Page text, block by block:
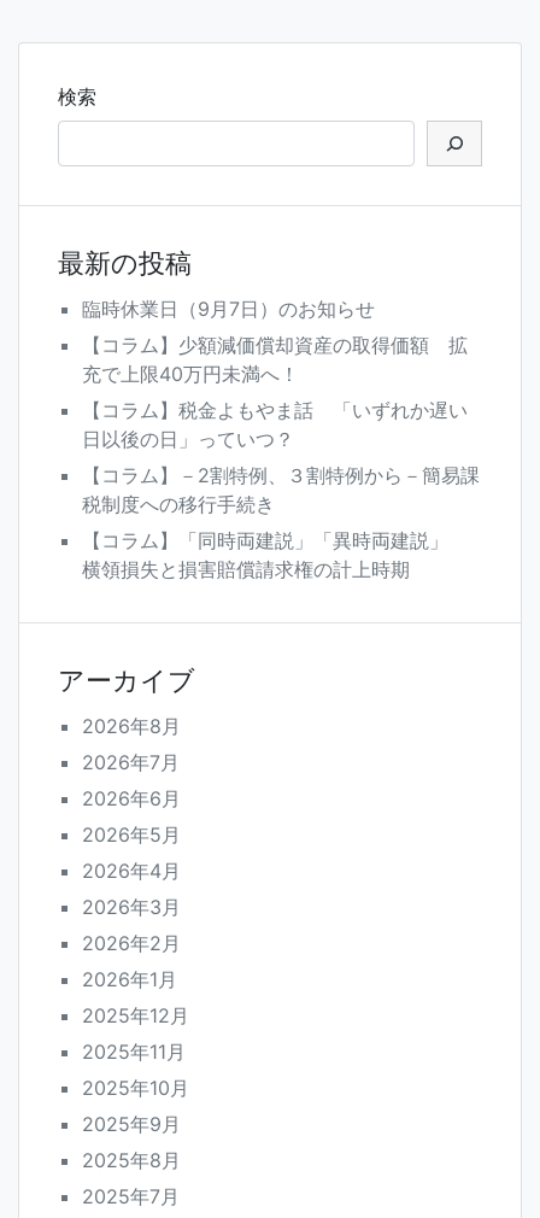
ビ
ョ
検索
最新の投稿
臨時休業日（9月7日）のお知らせ
【コラム】少額減価償却資産の取得価額 拡
充で上限40万円未満へ！
【コラム】税金よもやま話 「いずれか遅い
日以後の日」っていつ？
【コラム】－2割特例、３割特例から－簡易課
税制度への移行手続き
【コラム】「同時両建説」「異時両建説」
横領損失と損害賠償請求権の計上時期
アーカイブ
2026年8月
2026年7月
2026年6月
2026年5月
2026年4月
2026年3月
2026年2月
2026年1月
2025年12月
2025年11月
2025年10月
2025年9月
2025年8月
2025年7月